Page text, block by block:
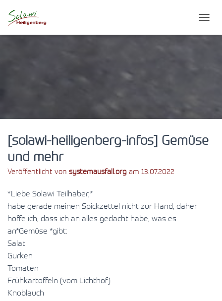
A
U
S
[solawi-heiligenberg-infos] Gemüse
und mehr
Veröffentlicht von systemausfall.org am 13.07.2022
*Liebe Solawi Teilhaber,*
habe gerade meinen Spickzettel nicht zur Hand, daher
hoffe ich, dass ich an alles gedacht habe, was es
an*Gemüse *gibt:
Salat
Gurken
Tomaten
Frühkartoffeln (vom Lichthof)
Knoblauch